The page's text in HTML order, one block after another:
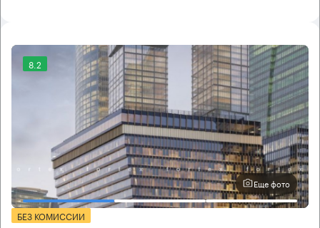
8.2
Еще фото
БЕЗ КОМИССИИ